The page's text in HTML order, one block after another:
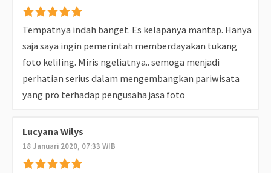
Tempatnya indah banget. Es kelapanya mantap. Hanya
saja saya ingin pemerintah memberdayakan tukang
foto keliling. Miris ngeliatnya.. semoga menjadi
perhatian serius dalam mengembangkan pariwisata
yang pro terhadap pengusaha jasa foto
Lucyana Wilys
18 Januari 2020, 07:33 WIB